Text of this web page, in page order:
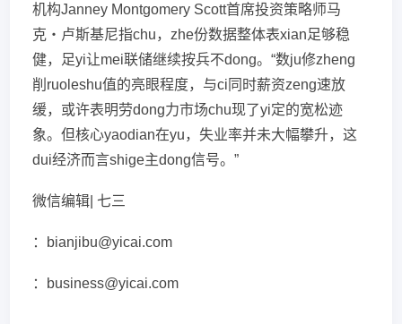
机构Janney Montgomery Scott首席投资策略师马
克・卢斯基尼指chu，zhe份数据整体表xian足够稳
健，足yi让mei联储继续按兵不dong。“数ju修zheng
削ruoleshu值的亮眼程度，与ci同时薪资zeng速放
缓，或许表明劳dong力市场chu现了yi定的宽松迹
象。但核心yaodian在yu，失业率并未大幅攀升，这
dui经济而言shige主dong信号。”
微信编辑| 七三
：bianjibu@yicai.com
：business@yicai.com